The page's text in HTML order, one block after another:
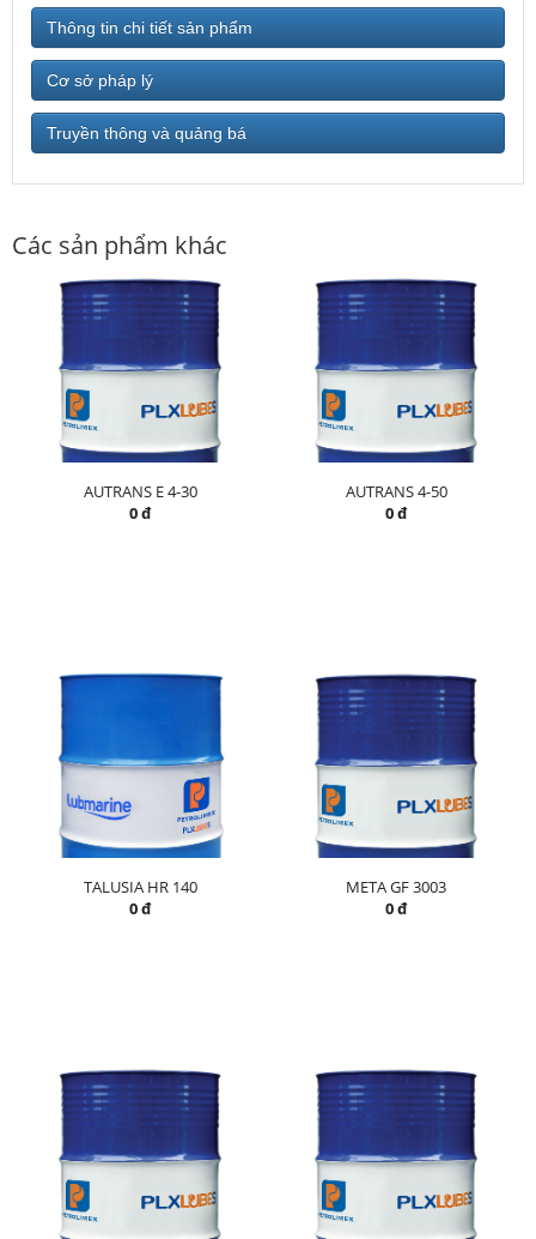
Thông tin chi tiết sản phẩm
Cơ sở pháp lý
Truyền thông và quảng bá
Các sản phẩm khác
AUTRANS E 4-30
0 đ
AUTRANS 4-50
0 đ
TALUSIA HR 140
0 đ
META GF 3003
0 đ